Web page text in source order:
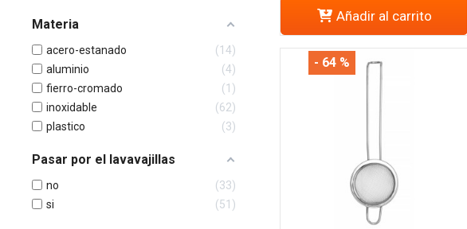
Materia
acero-estanado
14
aluminio
4
fierro-cromado
1
inoxidable
62
plastico
3
Pasar por el lavavajillas
no
33
si
51
Añadir al carrito
- 64 %